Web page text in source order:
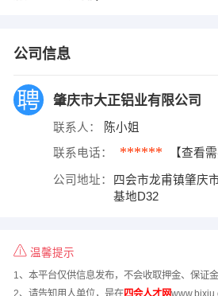
公司信息
肇庆市大正铝业有限公司
联系人： 陈小姐
联系电话： ****** 【查看
公司地址：
四会市龙甫镇肇庆
基地D32
温馨提示
1、本平台仅供信息发布，不会收取押金、保证金
2、请告知用人单位，是在四会人才网